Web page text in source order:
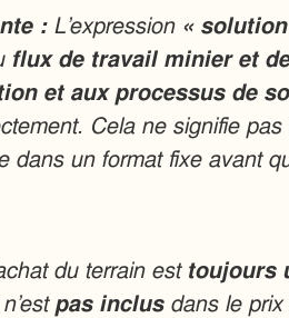
:L’expression «
flux de travail minier et
et aux processus de
Cela ne signifie
dans un format fixe avant
du terrain est toujours
pas inclusdans le prix